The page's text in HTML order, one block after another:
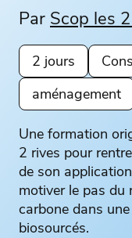
Par Scop les
2 jours
aménagement
Une formation
2 rives pour
de son
motiver le pas du
carbone dans
biosourcés.